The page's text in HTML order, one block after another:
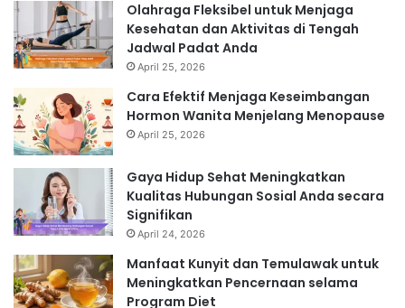
Olahraga Fleksibel untuk Menjaga
Kesehatan dan Aktivitas di Tengah
Jadwal Padat Anda
April 25, 2026
Cara Efektif Menjaga Keseimbangan
Hormon Wanita Menjelang Menopause
April 25, 2026
Gaya Hidup Sehat Meningkatkan
Kualitas Hubungan Sosial Anda secara
Signifikan
April 24, 2026
Manfaat Kunyit dan Temulawak untuk
Meningkatkan Pencernaan selama
Program Diet